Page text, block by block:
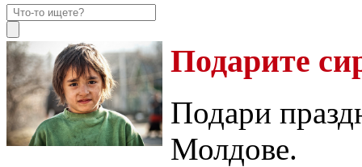
Подарите
Подари
Молдове.